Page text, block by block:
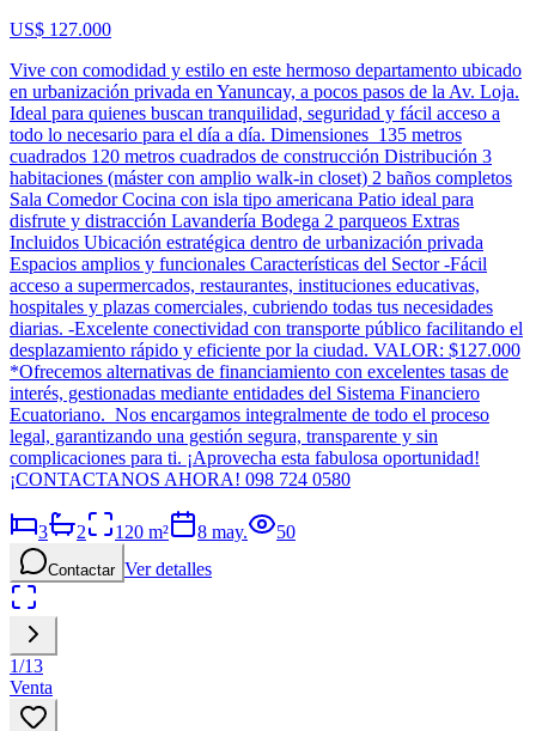
US$ 127.000
Vive con comodidad y estilo en este hermoso departamento ubicado
en urbanización privada en Yanuncay, a pocos pasos de la Av. Loja.
Ideal para quienes buscan tranquilidad, seguridad y fácil acceso a
todo lo necesario para el día a día. Dimensiones 135 metros
cuadrados 120 metros cuadrados de construcción Distribución 3
habitaciones (máster con amplio walk-in closet) 2 baños completos
Sala Comedor Cocina con isla tipo americana Patio ideal para
disfrute y distracción Lavandería Bodega 2 parqueos Extras
Incluidos Ubicación estratégica dentro de urbanización privada
Espacios amplios y funcionales Características del Sector -Fácil
acceso a supermercados, restaurantes, instituciones educativas,
hospitales y plazas comerciales, cubriendo todas tus necesidades
diarias. -Excelente conectividad con transporte público facilitando el
desplazamiento rápido y eficiente por la ciudad. VALOR: $127.000
*Ofrecemos alternativas de financiamiento con excelentes tasas de
interés, gestionadas mediante entidades del Sistema Financiero
Ecuatoriano. Nos encargamos integralmente de todo el proceso
legal, garantizando una gestión segura, transparente y sin
complicaciones para ti. ¡Aprovecha esta fabulosa oportunidad!
¡CONTACTANOS AHORA! 098 724 0580
3 2 120 m² 8 may. 50
Contactar Ver detalles
1/13
Venta